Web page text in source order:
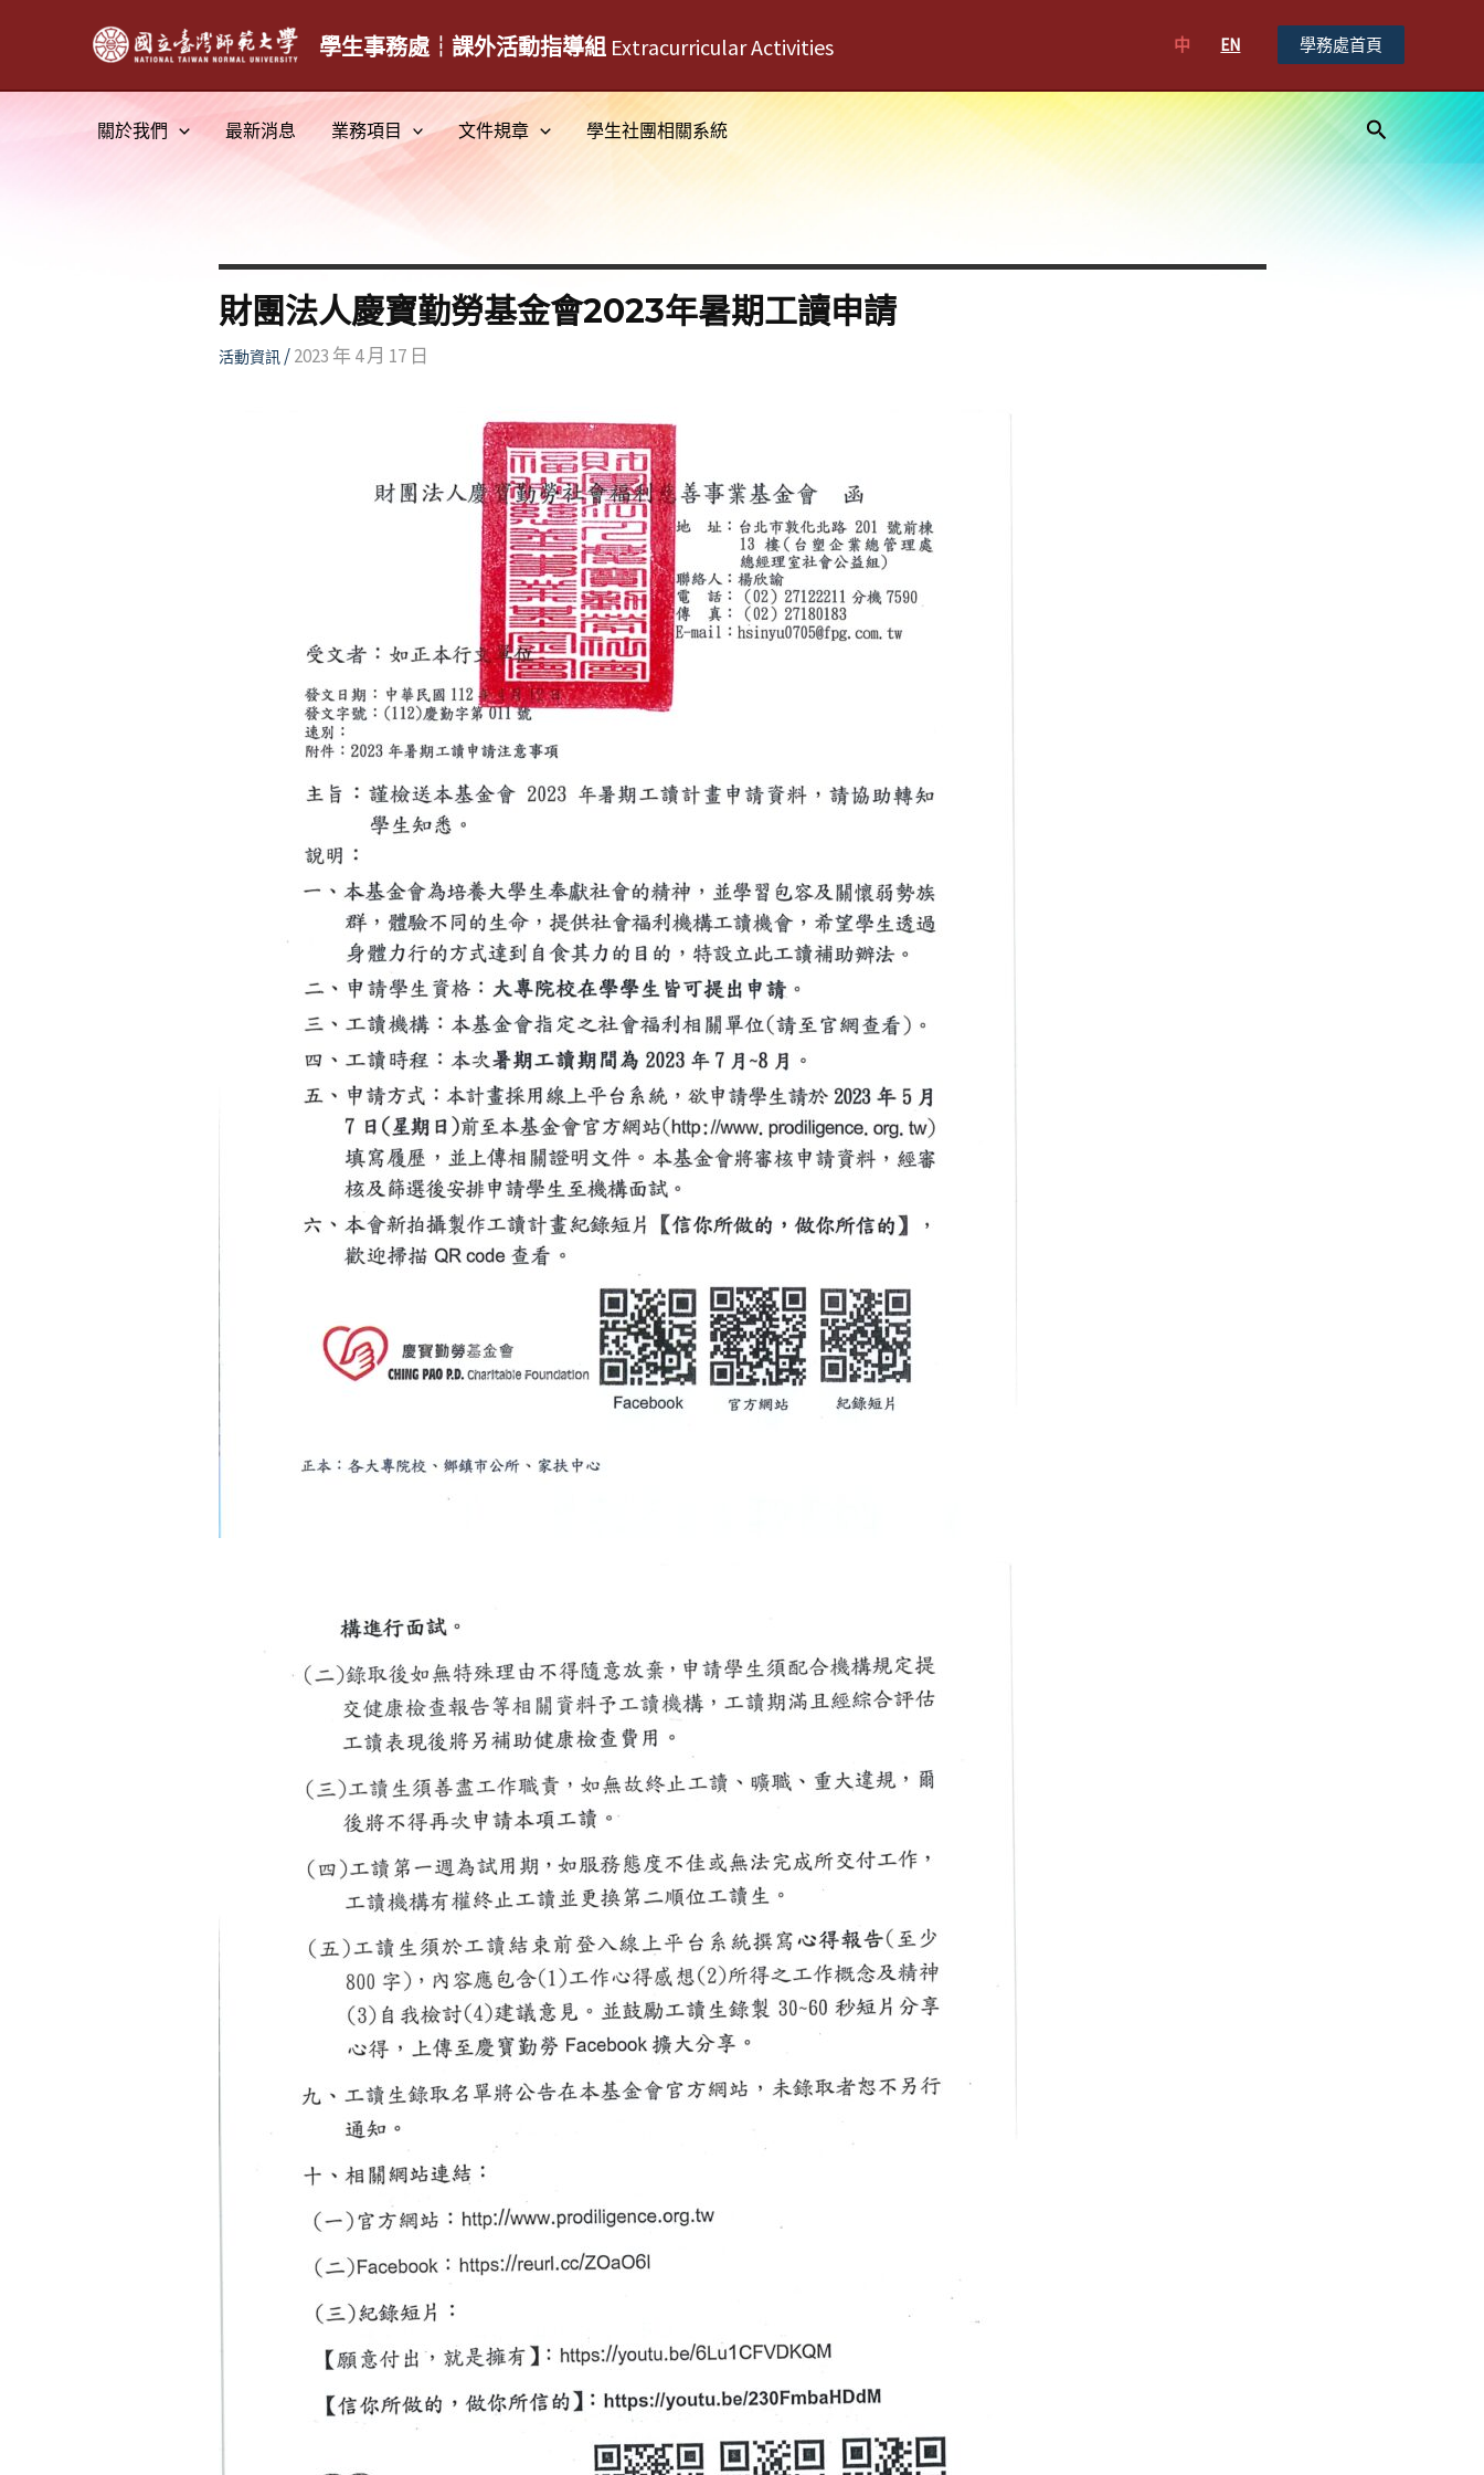
學生事務處┆課外活動指導組 Extracurricular Activities 中 EN 學務處首頁
關於我們 最新消息 業務項目 文件規章 學生社團相關系統
搜
尋
財團法人慶寶勤勞基金會2023年暑期工讀申請
活動資訊/2023 年 4 月 17 日